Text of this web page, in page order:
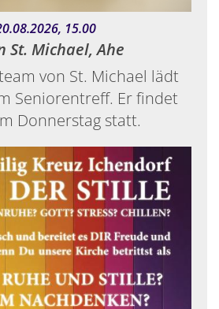
15.00:
St. Michael, Ahe
von St. Michael lädt
Seniorentreff. Er findet
Donnerstag statt.